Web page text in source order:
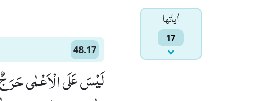
اٰياتها
17
48.17
لَیْسَ عَلَى الْاَعْمٰى